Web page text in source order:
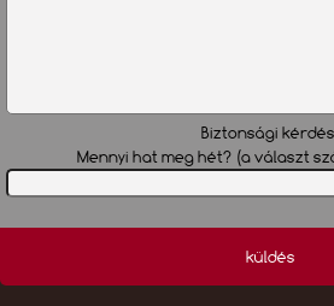
Biztonsági
Mennyi hat meg hét? (a választ
küldés